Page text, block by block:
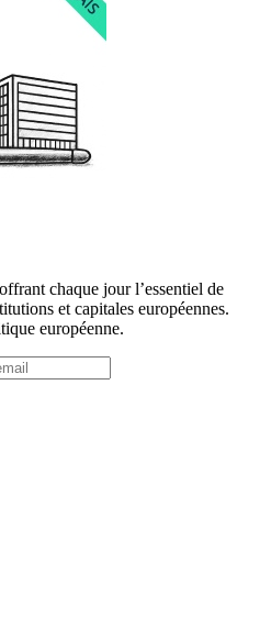
chaque jour l’essentiel de
et capitales européennes.
européenne.